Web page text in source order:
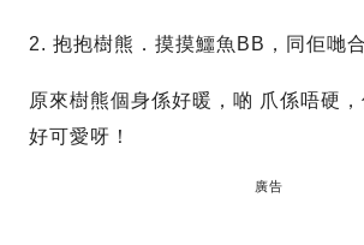
2. 抱抱樹熊．摸摸鱷魚BB，同佢哋合
原來樹熊個身係好暖，啲 爪係唔硬，
好可愛呀！
廣告